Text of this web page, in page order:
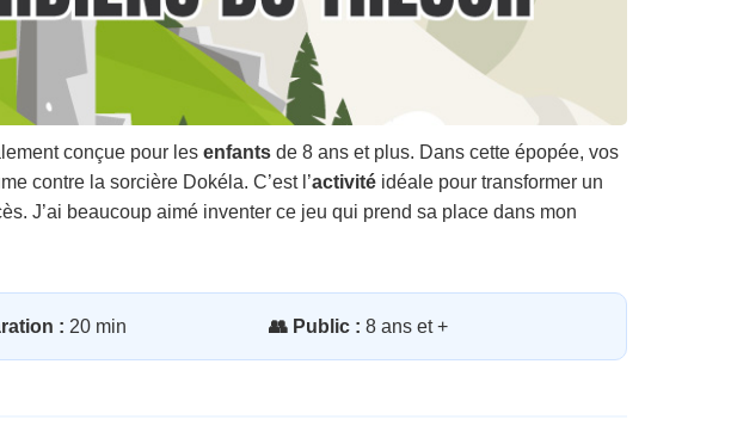
conçue pour les enfants de 8 ans et plus. Dans cette épopée, vos
contre la sorcière Dokéla. C’est l’activité idéale pour transformer un
J’ai beaucoup aimé inventer ce jeu qui prend sa place dans mon
: 20 min 👥 Public : 8 ans et +